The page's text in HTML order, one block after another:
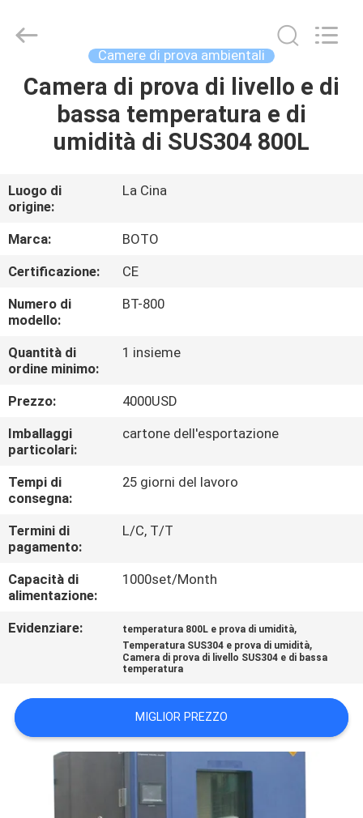
CASA
PRODOTTI
CIRCA
NOI
GIRO
DELLA
FABBRICA
CONTROLLO
DI
QUALITÀ
CONTATTICI
RICHIEDA
CITAZIONE
MAPPA
SITO
POLITICA
SULLA
PRIVACY
GROUP
LTD.
Camere di prova ambientali
Camera di prova di livello e di
bassa temperatura e di
umidità di SUS304 800L
Luogo di
origine:
La Cina
Marca:
BOTO
Certificazione:
CE
Numero di
modello:
BT-800
Quantità di
ordine minimo:
1 insieme
Prezzo:
4000USD
Imballaggi
particolari:
cartone dell'esportazione
Tempi di
consegna:
25 giorni del lavoro
Termini di
pagamento:
L/C, T/T
Capacità di
alimentazione:
1000set/Month
Evidenziare: temperatura 800L e prova di umidità,
Temperatura SUS304 e prova di umidità,
Camera di prova di livello SUS304 e di bassa
temperatura
MIGLIOR PREZZO